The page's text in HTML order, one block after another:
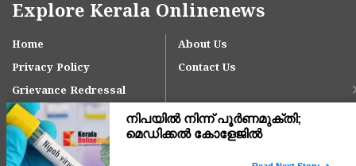
Explore Kerala Onlinenews
Home
About Us
Privacy Policy
Contact Us
Grievance Redressal